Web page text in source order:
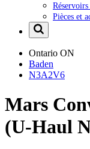
Pièces et
Ontario ON
Baden
N3A2V6
Mars
(U-Haul